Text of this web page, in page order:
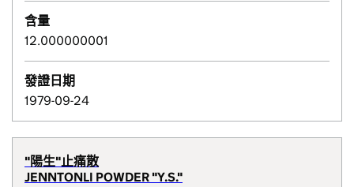
含量
12.000000001
發證日期
1979-09-24
"陽生"止痛散
JENNTONLI POWDER "Y.S."